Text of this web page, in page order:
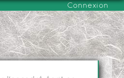
Connexion